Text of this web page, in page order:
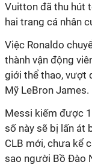
Vuitton đã thu hút
hai trang cá nhân
Việc Ronaldo
thành vận động
giới thể thao, vượt
Mỹ LeBron James.
Messi kiếm được
số này sẽ bị lấn át
CLB mới, chưa kể
sao người Bồ Đào